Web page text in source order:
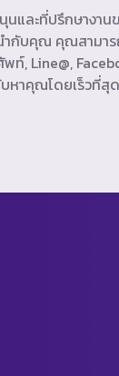
และที่ปรึกษางาน
ำกับคุณ คุณสามา
พท์, Line@,
หาคุณโดยเร็วที่สุด